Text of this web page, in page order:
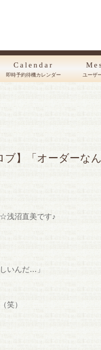
Calendar
即時予約待機カレンダー ユーザ
ロブ】「オーダー
浅沼直美です♪
いんだ…」
笑）